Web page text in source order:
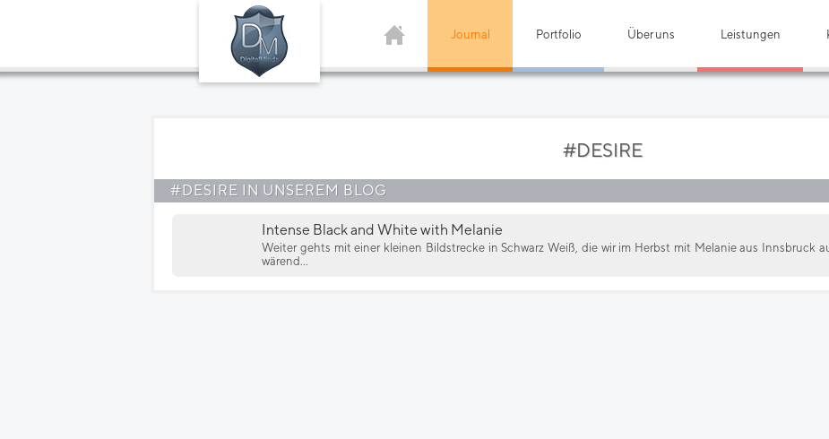
Journal Portfolio Über uns Leistungen
#DESIRE
#DESIRE IN UNSEREM BLOG
Intense Black and White with Melanie
Weiter gehts mit einer kleinen Bildstrecke in Schwarz Weiß, die wir im Herbst mit Melanie aus Innsbruck
wärend...